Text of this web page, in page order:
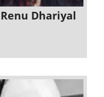
Renu Dhariyal